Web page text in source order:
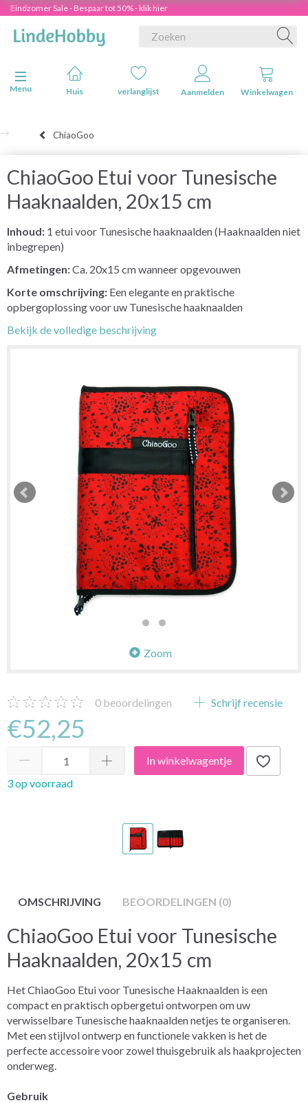
Eindzomer Sale - Bespaar tot 50% - klik hier
Navigatie in-/uitschakelen
Menu
Huis verlanglijst Aanmelden Winkelwagen
ChiaoGoo
ChiaoGoo Etui voor Tunesische
Haaknaalden, 20x15 cm
Inhoud: 1 etui voor Tunesische haaknaalden (Haaknaalden niet
inbegrepen)
Afmetingen:Ca. 20x15 cm wanneer opgevouwen
Korte omschrijving: Een elegante en praktische
opbergoplossing voor uw Tunesische haaknaalden
Bekijk de volledige beschrijving
Zoom
0 beoordelingen Schrijf recensie
€52,25
In winkelwagentje
3 op voorraad
OMSCHRIJVING BEOORDELINGEN (0)
ChiaoGoo Etui voor Tunesische
Haaknaalden, 20x15 cm
Het ChiaoGoo Etui voor Tunesische Haaknaalden is een
compact en praktisch opbergetui ontworpen om uw
verwisselbare Tunesische haaknaalden netjes te organiseren.
Met een stijlvol ontwerp en functionele vakken is het de
perfecte accessoire voor zowel thuisgebruik als haakprojecten
onderweg.
Gebruik